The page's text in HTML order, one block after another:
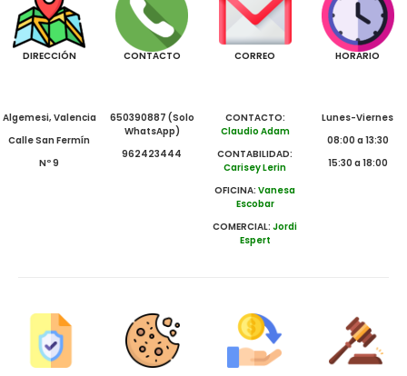
DIRECCIÓN
Algemesi, Valencia
Calle San Fermín
Nº 9
CONTACTO
650390887 (Solo
WhatsApp)
962423444
CORREO
CONTACTO:
Claudio Adam
CONTABILIDAD:
Carisey Lerin
OFICINA:Vanesa
Escobar
COMERCIAL:Jordi
Espert
HORARIO
Lunes-Viernes
08:00 a 13:30
15:30 a 18:00